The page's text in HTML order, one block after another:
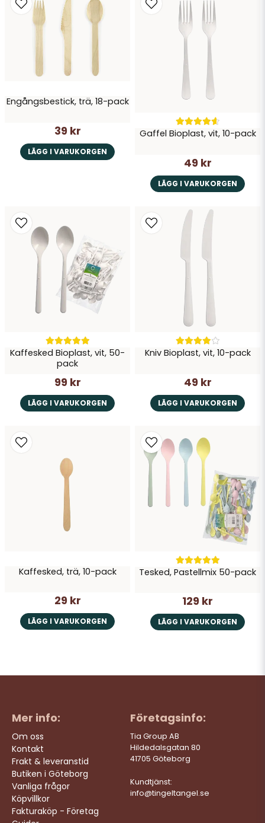
Engångsbestick, trä, 18-pack
39 kr
LÄGG I VARUKORGEN
Gaffel Bioplast, vit, 10-pack
49 kr
LÄGG I VARUKORGEN
Kaffesked Bioplast, vit, 50-
pack
99 kr
LÄGG I VARUKORGEN
Kniv Bioplast, vit, 10-pack
49 kr
LÄGG I VARUKORGEN
Kaffesked, trä, 10-pack
29 kr
LÄGG I VARUKORGEN
Tesked, Pastellmix 50-pack
129 kr
LÄGG I VARUKORGEN
Mer info:
Om oss
Kontakt
Frakt & leveranstid
Butiken i Göteborg
Vanliga frågor
Köpvillkor
Fakturaköp - Företag
Företagsinfo:
Tia Group AB
Hildedalsgatan 80
41705 Göteborg
Kundtjänst:
info@tingeltangel.se